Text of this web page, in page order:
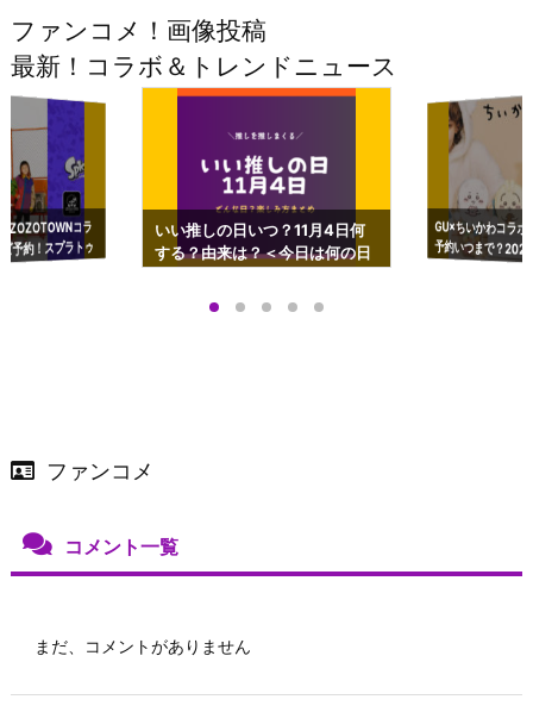
ファンコメ！画像投稿
最新！コラボ＆トレンドニュース
コラ
予約！スプラトゥ
ップも渋谷Hz
いい推しの日いつ？11月4日何
する？由来は？＜今日は何の日
GU×ちいかわコラ
予約いつまで？
ーチやショルダー
ファンコメ
コメント一覧
まだ、コメントがありません